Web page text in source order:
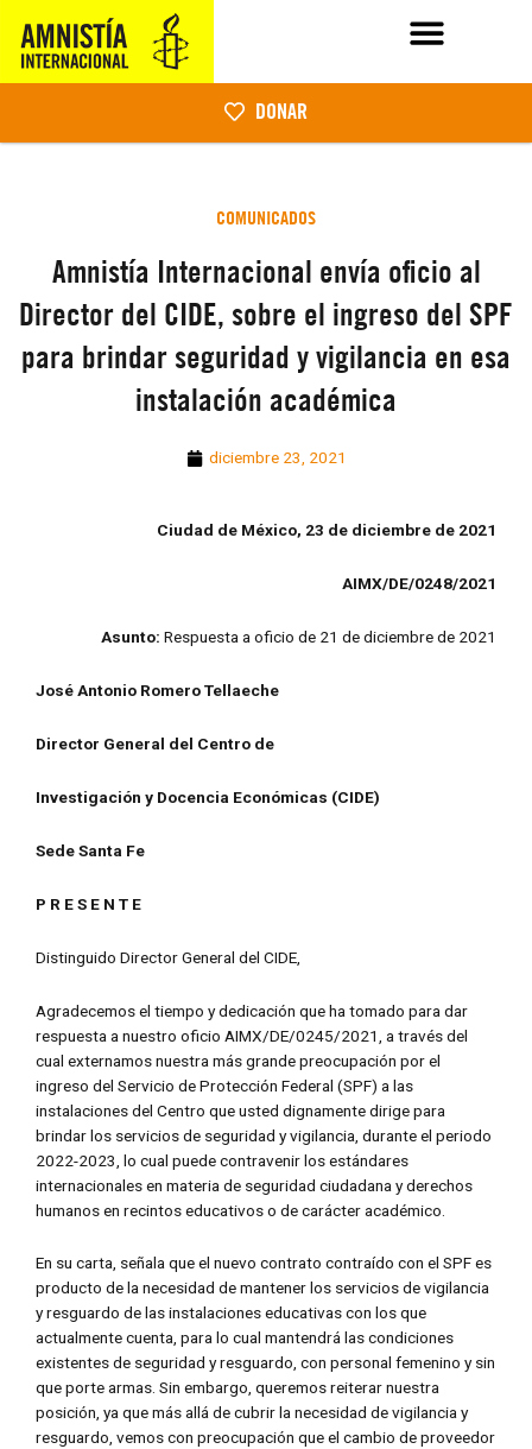
DONAR
COMUNICADOS
Amnistía Internacional envía oficio al
Director del CIDE, sobre el ingreso del SPF
para brindar seguridad y vigilancia en esa
instalación académica
diciembre 23, 2021
Ciudad de México, 23 de diciembre de 2021
AIMX/DE/0248/2021
Asunto: Respuesta a oficio de 21 de diciembre de 2021
José Antonio Romero Tellaeche
Director General del Centro de
Investigación y Docencia Económicas (CIDE)
Sede Santa Fe
P R E S E N T E
Distinguido Director General del CIDE,
Agradecemos el tiempo y dedicación que ha tomado para dar
respuesta a nuestro oficio AIMX/DE/0245/2021, a través del
cual externamos nuestra más grande preocupación por el
ingreso del Servicio de Protección Federal (SPF) a las
instalaciones del Centro que usted dignamente dirige para
brindar los servicios de seguridad y vigilancia, durante el periodo
2022-2023, lo cual puede contravenir los estándares
internacionales en materia de seguridad ciudadana y derechos
humanos en recintos educativos o de carácter académico.
En su carta, señala que el nuevo contrato contraído con el SPF es
producto de la necesidad de mantener los servicios de vigilancia
y resguardo de las instalaciones educativas con los que
actualmente cuenta, para lo cual mantendrá las condiciones
existentes de seguridad y resguardo, con personal femenino y sin
que porte armas. Sin embargo, queremos reiterar nuestra
posición, ya que más allá de cubrir la necesidad de vigilancia y
resguardo, vemos con preocupación que el cambio de proveedor